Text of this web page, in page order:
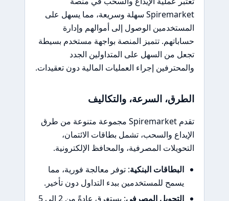
Spiremarket سهلة وسريعة، مما يسهل على
المستخدمين الوصول إلى أموالهم وإدارة
حساباتهم. تتميز المنصة بواجهة مستخدم بسيطة
تجعل من السهل على المتداولين الجدد
والمحترفين إجراء العمليات المالية دون تعقيدات.
الطرق، السرعة، والتكاليف
تقدم Spiremarket مجموعة متنوعة من طرق
الإيداع والسحب، تشمل بطاقات الائتمان،
التحويلات المصرفية، والمحافظ الإلكترونية.
البطاقات البنكية: توفر معالجة فورية، مما
يسمح للمستخدمين ببدء التداول دون تأخير.
التحويل المصرفي
: يستغرق عادةً من 2 إلى 5